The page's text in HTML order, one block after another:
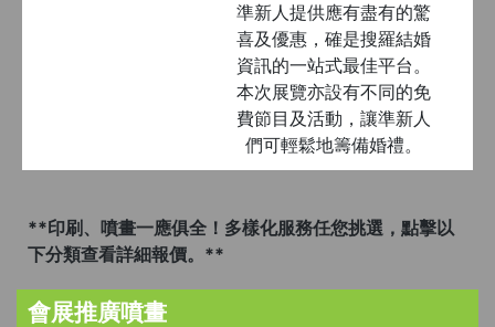
準新人提供應有盡有的驚
喜及優惠，確是搜羅結婚
資訊的一站式最佳平台。
本次展覽亦設有不同的免
費節目及活動，讓準新人
們可輕鬆地籌備婚禮。
**印刷、噴畫一應俱全！多樣化服務任您挑選，點擊以
下分類查看詳細報價。**
會展推廣噴畫